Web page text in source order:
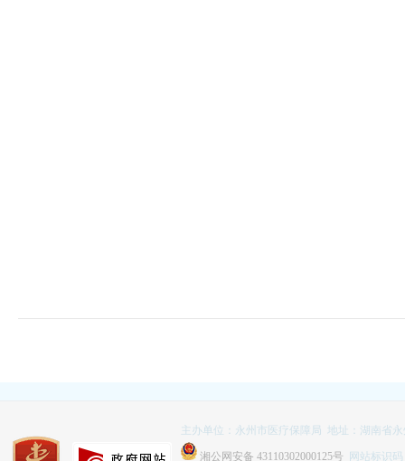
主办单位：永州市医疗保障局 地址：湖南省
湘公网安备 43110302000125号 网站标识码